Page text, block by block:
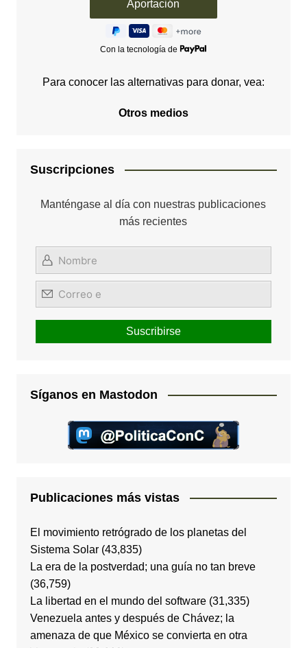
Con la tecnología de
Para conocer las alternativas para donar, vea:
Otros medios
Suscripciones
Manténgase al día con nuestras publicaciones
más recientes
Síganos en Mastodon
Publicaciones más vistas
El movimiento retrógrado de los planetas del
Sistema Solar (43,835)
La era de la postverdad; una guía no tan breve
(36,759)
La libertad en el mundo del software (31,335)
Venezuela antes y después de Chávez; la
amenaza de que México se convierta en otra